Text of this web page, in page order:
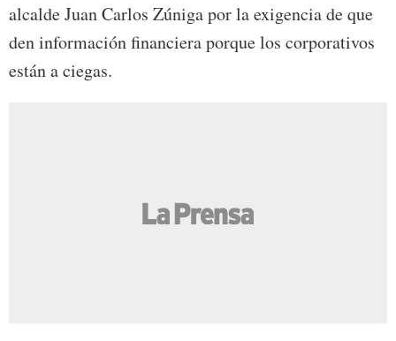
alcalde Juan Carlos Zúniga por la exigencia de que
den información financiera porque los corporativos
están a ciegas.